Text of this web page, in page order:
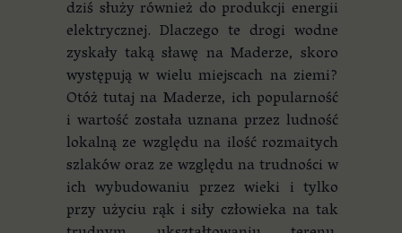
dziś służy również do produkcji energii
elektrycznej. Dlaczego te drogi wodne
zyskały taką sławę na Maderze, skoro
występują w wielu miejscach na ziemi?
Otóż tutaj na Maderze, ich popularność
i wartość została uznana przez ludność
lokalną ze względu na ilość rozmaitych
szlaków oraz ze względu na trudności w
ich wybudowaniu przez wieki i tylko
przy użyciu rąk i siły człowieka na tak